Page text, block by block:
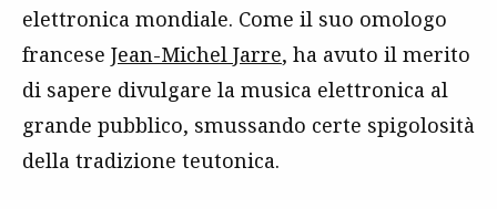
elettronica mondiale. Come il suo omologo
francese Jean-Michel Jarre, ha avuto il merito
di sapere divulgare la musica elettronica al
grande pubblico, smussando certe spigolosità
della tradizione teutonica.